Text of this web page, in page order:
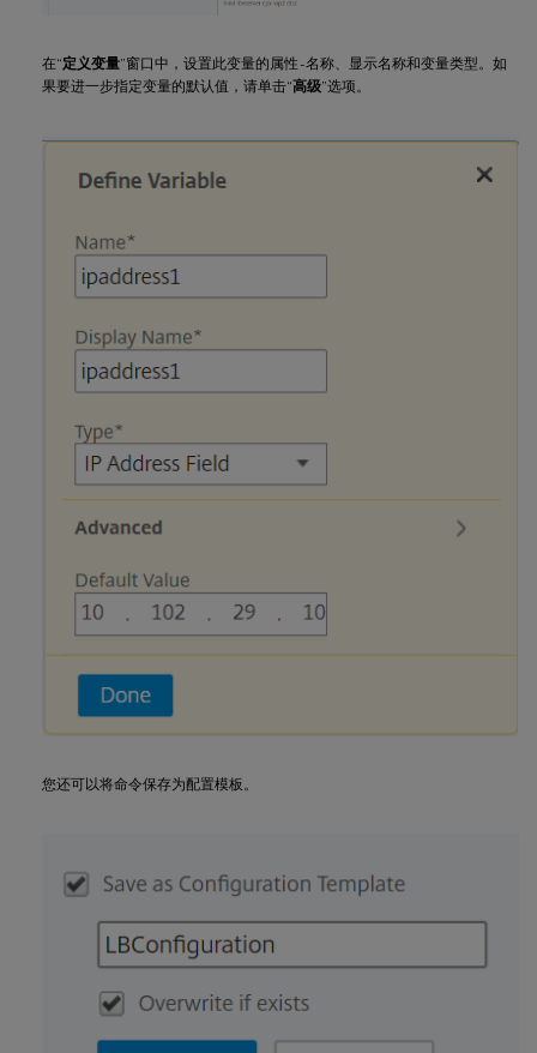
在“定义变量”窗口中，设置此变量的属性 - 名称、显示名称和变量类型。如
果要进一步指定变量的默认值，请单击“高级”选项。
您还可以将命令保存为配置模板。